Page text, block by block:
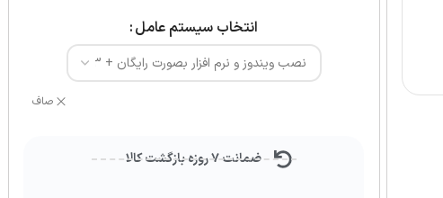
انتخاب سیستم عامل
صاف
ضمانت ۷ روزه بازگشت کالا